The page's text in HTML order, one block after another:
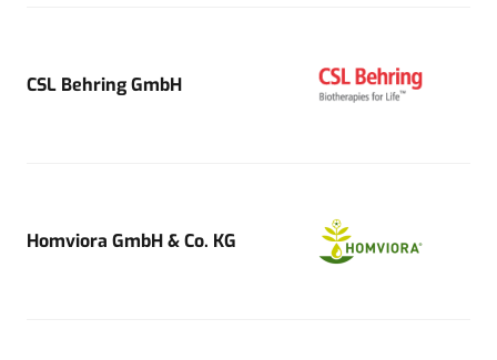
CSL Behring GmbH
Homviora GmbH & Co. KG